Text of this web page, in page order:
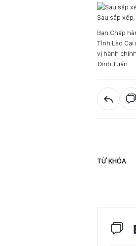
Sau sắp
Ban Chấp
Tỉnh Lào
vị hành
Đinh Tuấn
TỪ KHÓA